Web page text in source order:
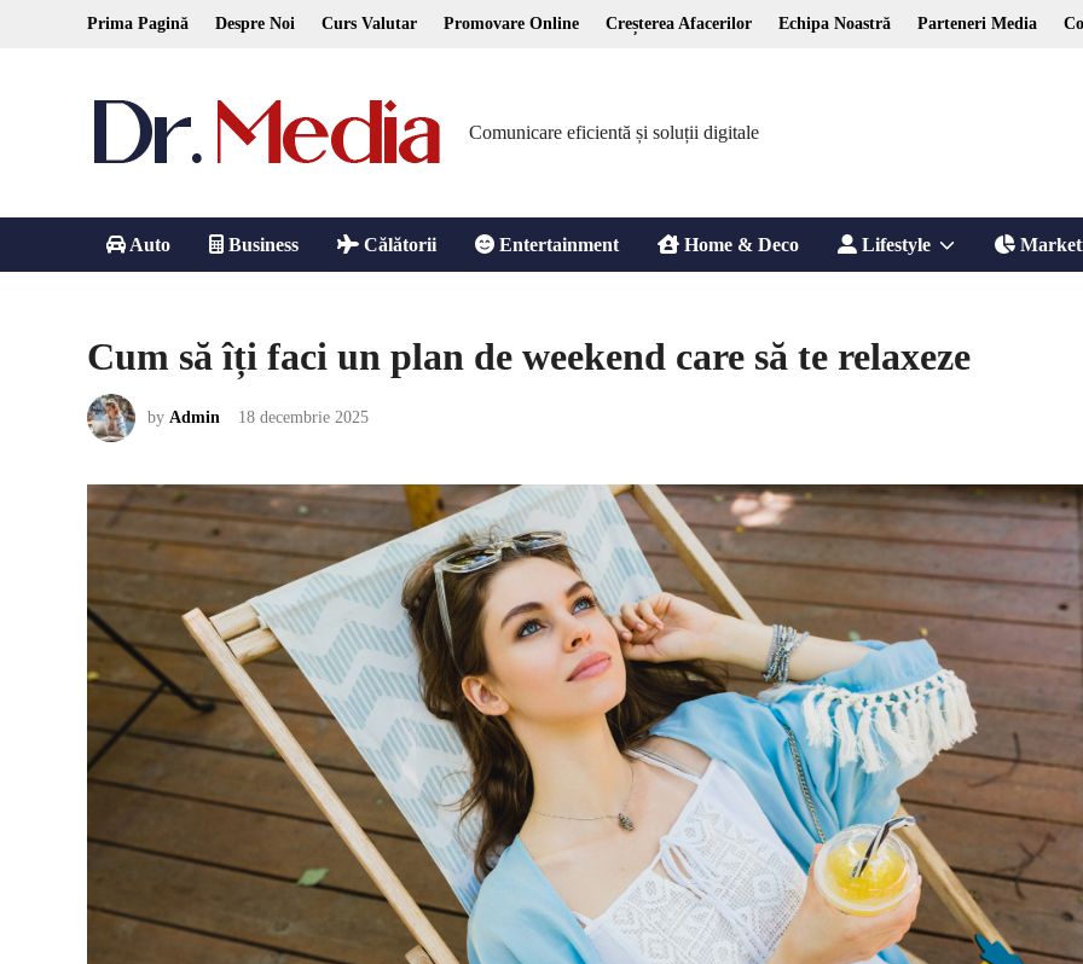
Prima Pagină Despre Noi Curs Valutar Promovare Online Creșterea Afacerilor Echipa Noastră Parteneri Media
Comunicare eficientă și soluții digitale
Auto Business Călătorii Entertainment Home & Deco Lifestyle Show
menu
Cum să îți faci un plan de weekend care să te relaxeze
by Admin 18 decembrie 2025